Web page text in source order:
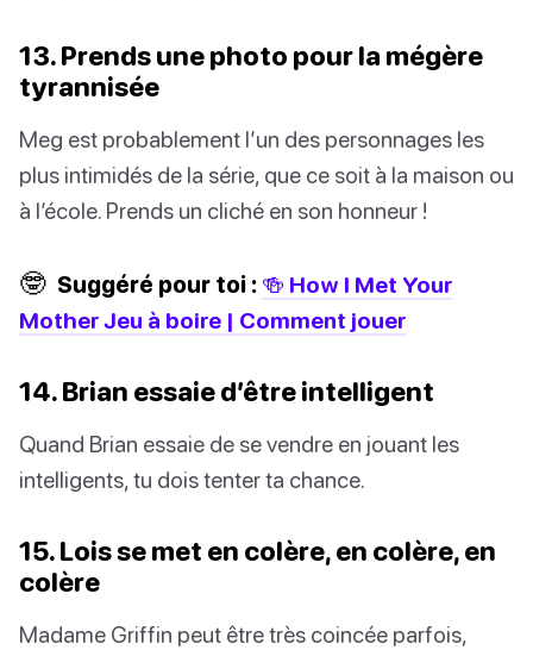
13. Prends une photo pour la mégère
tyrannisée
Meg est probablement l’un des personnages les
plus intimidés de la série, que ce soit à la maison ou
à l’école. Prends un cliché en son honneur !
🤓 Suggéré pour toi : 🍻 How I Met Your
Mother Jeu à boire | Comment jouer
14. Brian essaie d’être intelligent
Quand Brian essaie de se vendre en jouant les
intelligents, tu dois tenter ta chance.
15. Lois se met en colère, en colère, en
colère
Madame Griffin peut être très coincée parfois,